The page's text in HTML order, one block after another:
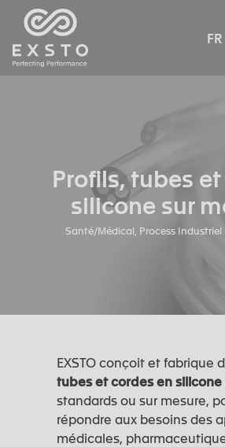
FR
Profils, tubes
silicone sur
Santé/Médical, Process Industriel
EXSTO conçoit et fabrique
tubes et cordes en
standards ou sur mesure,
répondre aux besoins des
médicales,